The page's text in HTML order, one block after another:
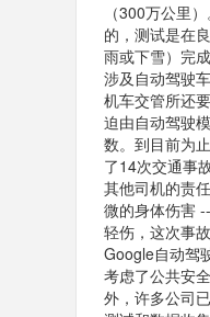
（300万公里
的，测试是在
雨或下雪）完
涉及自动驾驶
机车交管所还
迫由自动驾驶
数。到目前为
了14次交通事
其他司机的责
微的身体伤害
轻伤，这次事
Google自动驾
考虑了公共安
外，许多公司